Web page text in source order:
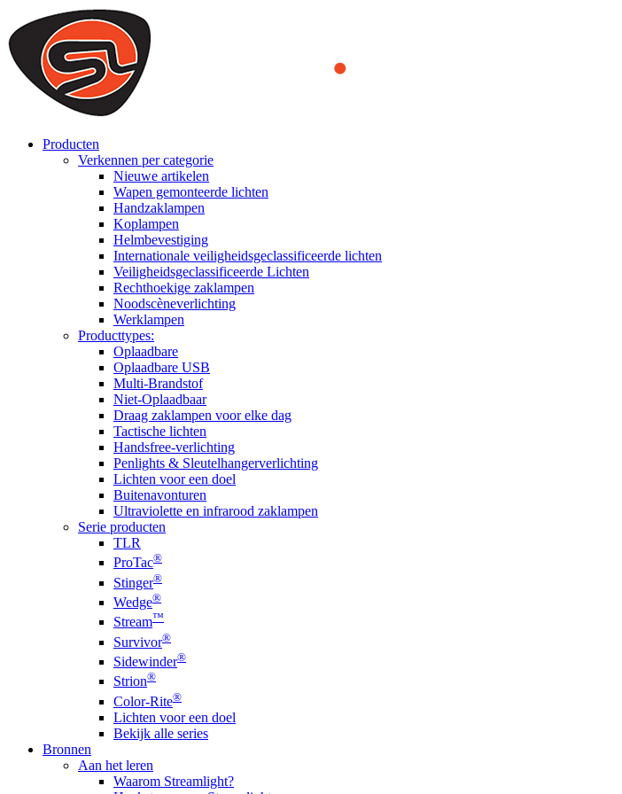
We use cookies to ensure that we provide you the best experience on our website. By continuing to browse
you a better experience. To learn more or to find out how you can disable cookies, you can access our
ACCEPT AND CLOSE
Producten
Verkennen per categorie
Nieuwe artikelen
Wapen gemonteerde lichten
Handzaklampen
Koplampen
Helmbevestiging
Internationale veiligheidsgeclassificeerde lichten
Veiligheidsgeclassificeerde Lichten
Rechthoekige zaklampen
Noodscèneverlichting
Werklampen
Producttypes:
Oplaadbare
Oplaadbare USB
Multi-Brandstof
Niet-Oplaadbaar
Draag zaklampen voor elke dag
Tactische lichten
Handsfree-verlichting
Penlights & Sleutelhangerverlichting
Lichten voor een doel
Buitenavonturen
Ultraviolette en infrarood zaklampen
Serie producten
TLR
ProTac®
Stinger®
Wedge®
Stream™
Survivor®
Sidewinder®
Strion®
Color-Rite®
Lichten voor een doel
Bekijk alle series
Bronnen
Aan het leren
Waarom Streamlight?